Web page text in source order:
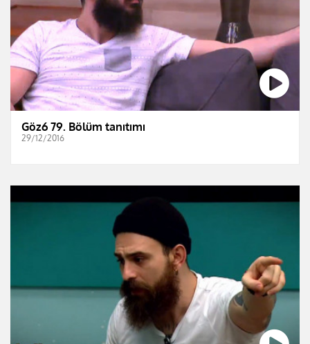
Göz6 79. Bölüm tanıtımı
29/12/2016